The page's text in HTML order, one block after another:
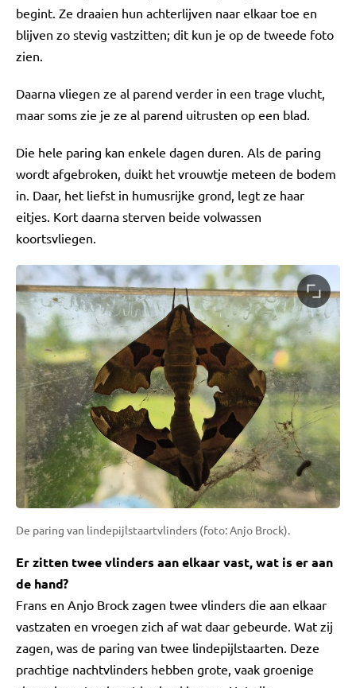
begint. Ze draaien hun achterlijven naar elkaar toe en
blijven zo stevig vastzitten; dit kun je op de tweede foto
zien.
Daarna vliegen ze al parend verder in een trage vlucht,
maar soms zie je ze al parend uitrusten op een blad.
Die hele paring kan enkele dagen duren. Als de paring
wordt afgebroken, duikt het vrouwtje meteen de bodem
in. Daar, het liefst in humusrijke grond, legt ze haar
eitjes. Kort daarna sterven beide volwassen
koortsvliegen.
De paring van lindepijlstaartvlinders (foto: Anjo Brock).
Er zitten twee vlinders aan elkaar vast, wat is er aan
de hand?
Frans en Anjo Brock zagen twee vlinders die aan elkaar
vastzaten en vroegen zich af wat daar gebeurde. Wat zij
zagen, was de paring van twee lindepijlstaarten. Deze
prachtige nachtvlinders hebben grote, vaak groenige